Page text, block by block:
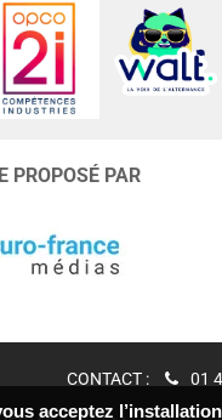
PROPOSÉ PAR
CONTACT : 01
acceptez